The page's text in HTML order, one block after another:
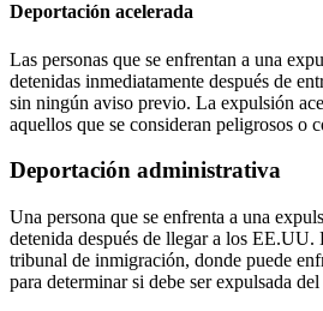
Deportación acelerada
Las personas que se enfrentan a una
detenidas inmediatamente después de
sin ningún aviso previo. La expulsión
aquellos que se consideran peligrosos o
Deportación administrativa
Una persona que se enfrenta a una
detenida después de llegar a los EE.UU.
tribunal de inmigración, donde puede
para determinar si debe ser expulsada del